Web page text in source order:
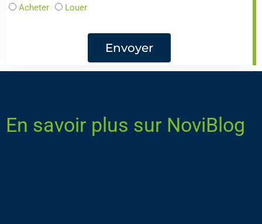
Acheter
Louer
Envoyer
En savoir plus sur NoviBlog